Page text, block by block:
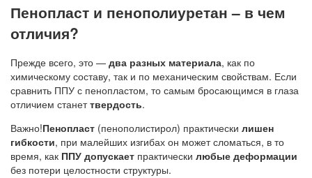
Пенопласт и пенополиуретан – в чем
отличия?
Прежде всего, это — два разных материала, как по
химическому составу, так и по механическим свойствам. Если
сравнить ППУ с пенопластом, то самым бросающимся в глаза
отличием станеттвердость.
Важно!Пенопласт (пенополистирол) практически лишен
гибкости, при малейших изгибах он может сломаться, в то
время, как ППУ допускает практически любые деформации
без потери целостности структуры.